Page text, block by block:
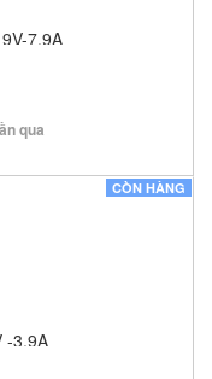
qua
CÒN HÀNG